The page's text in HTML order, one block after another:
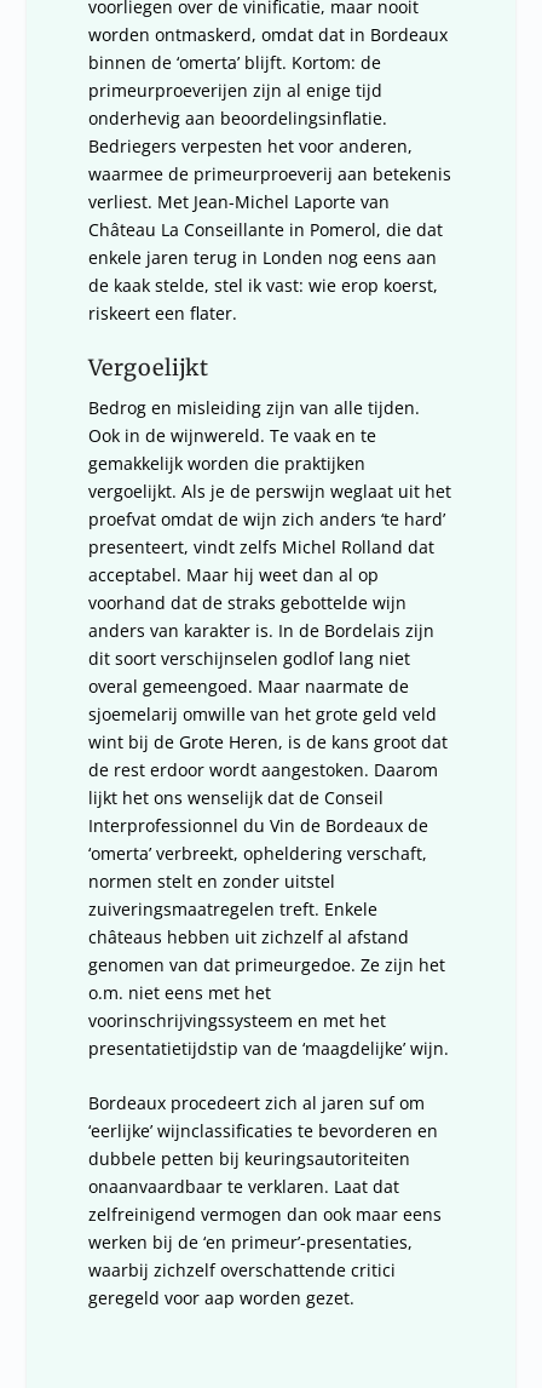
voorliegen over de vinificatie, maar nooit
worden ontmaskerd, omdat dat in Bordeaux
binnen de ‘omerta’ blijft. Kortom: de
primeurproeverijen zijn al enige tijd
onderhevig aan beoordelingsinflatie.
Bedriegers verpesten het voor anderen,
waarmee de primeurproeverij aan betekenis
verliest. Met Jean-Michel Laporte van
Château La Conseillante in Pomerol, die dat
enkele jaren terug in Londen nog eens aan
de kaak stelde, stel ik vast: wie erop koerst,
riskeert een flater.
Vergoelijkt
Bedrog en misleiding zijn van alle tijden.
Ook in de wijnwereld. Te vaak en te
gemakkelijk worden die praktijken
vergoelijkt. Als je de perswijn weglaat uit het
proefvat omdat de wijn zich anders ‘te hard’
presenteert, vindt zelfs Michel Rolland dat
acceptabel. Maar hij weet dan al op
voorhand dat de straks gebottelde wijn
anders van karakter is. In de Bordelais zijn
dit soort verschijnselen godlof lang niet
overal gemeengoed. Maar naarmate de
sjoemelarij omwille van het grote geld veld
wint bij de Grote Heren, is de kans groot dat
de rest erdoor wordt aangestoken. Daarom
lijkt het ons wenselijk dat de Conseil
Interprofessionnel du Vin de Bordeaux de
‘omerta’ verbreekt, opheldering verschaft,
normen stelt en zonder uitstel
zuiveringsmaatregelen treft. Enkele
châteaus hebben uit zichzelf al afstand
genomen van dat primeurgedoe. Ze zijn het
o.m. niet eens met het
voorinschrijvingssysteem en met het
presentatietijdstip van de ‘maagdelijke’ wijn.
Bordeaux procedeert zich al jaren suf om
‘eerlijke’ wijnclassificaties te bevorderen en
dubbele petten bij keuringsautoriteiten
onaanvaardbaar te verklaren. Laat dat
zelfreinigend vermogen dan ook maar eens
werken bij de ‘en primeur’-presentaties,
waarbij zichzelf overschattende critici
geregeld voor aap worden gezet.